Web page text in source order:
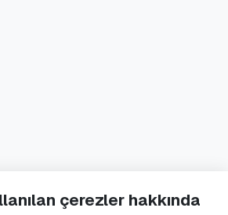
çerezler hakkında